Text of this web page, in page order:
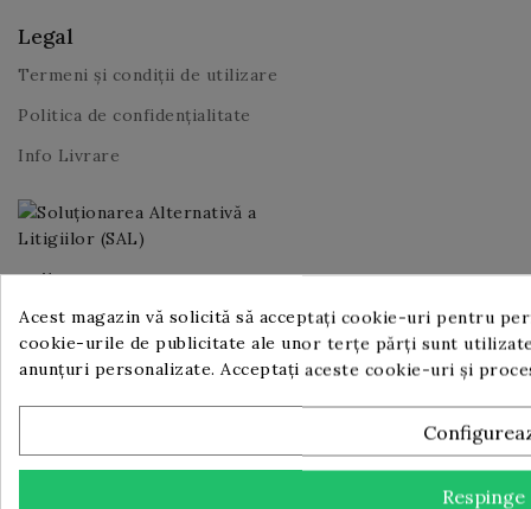
Legal
Termeni și condiții de utilizare
Politica de confidențialitate
Info Livrare
Utile
Despre noi
Comunicat de presă începere implementare proiect PNRR
Comunicat de presă finalizare implementare proiect
Acest magazin vă solicită să acceptați cookie-uri pentru
cookie-urile de publicitate ale unor terțe părți sunt
anunțuri personalizate. Acceptați aceste cookie-uri și
Respinge